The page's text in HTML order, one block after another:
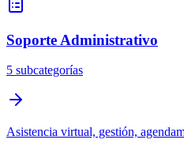
Soporte Administrativo
5 subcategorías
Asistencia virtual, gestión,